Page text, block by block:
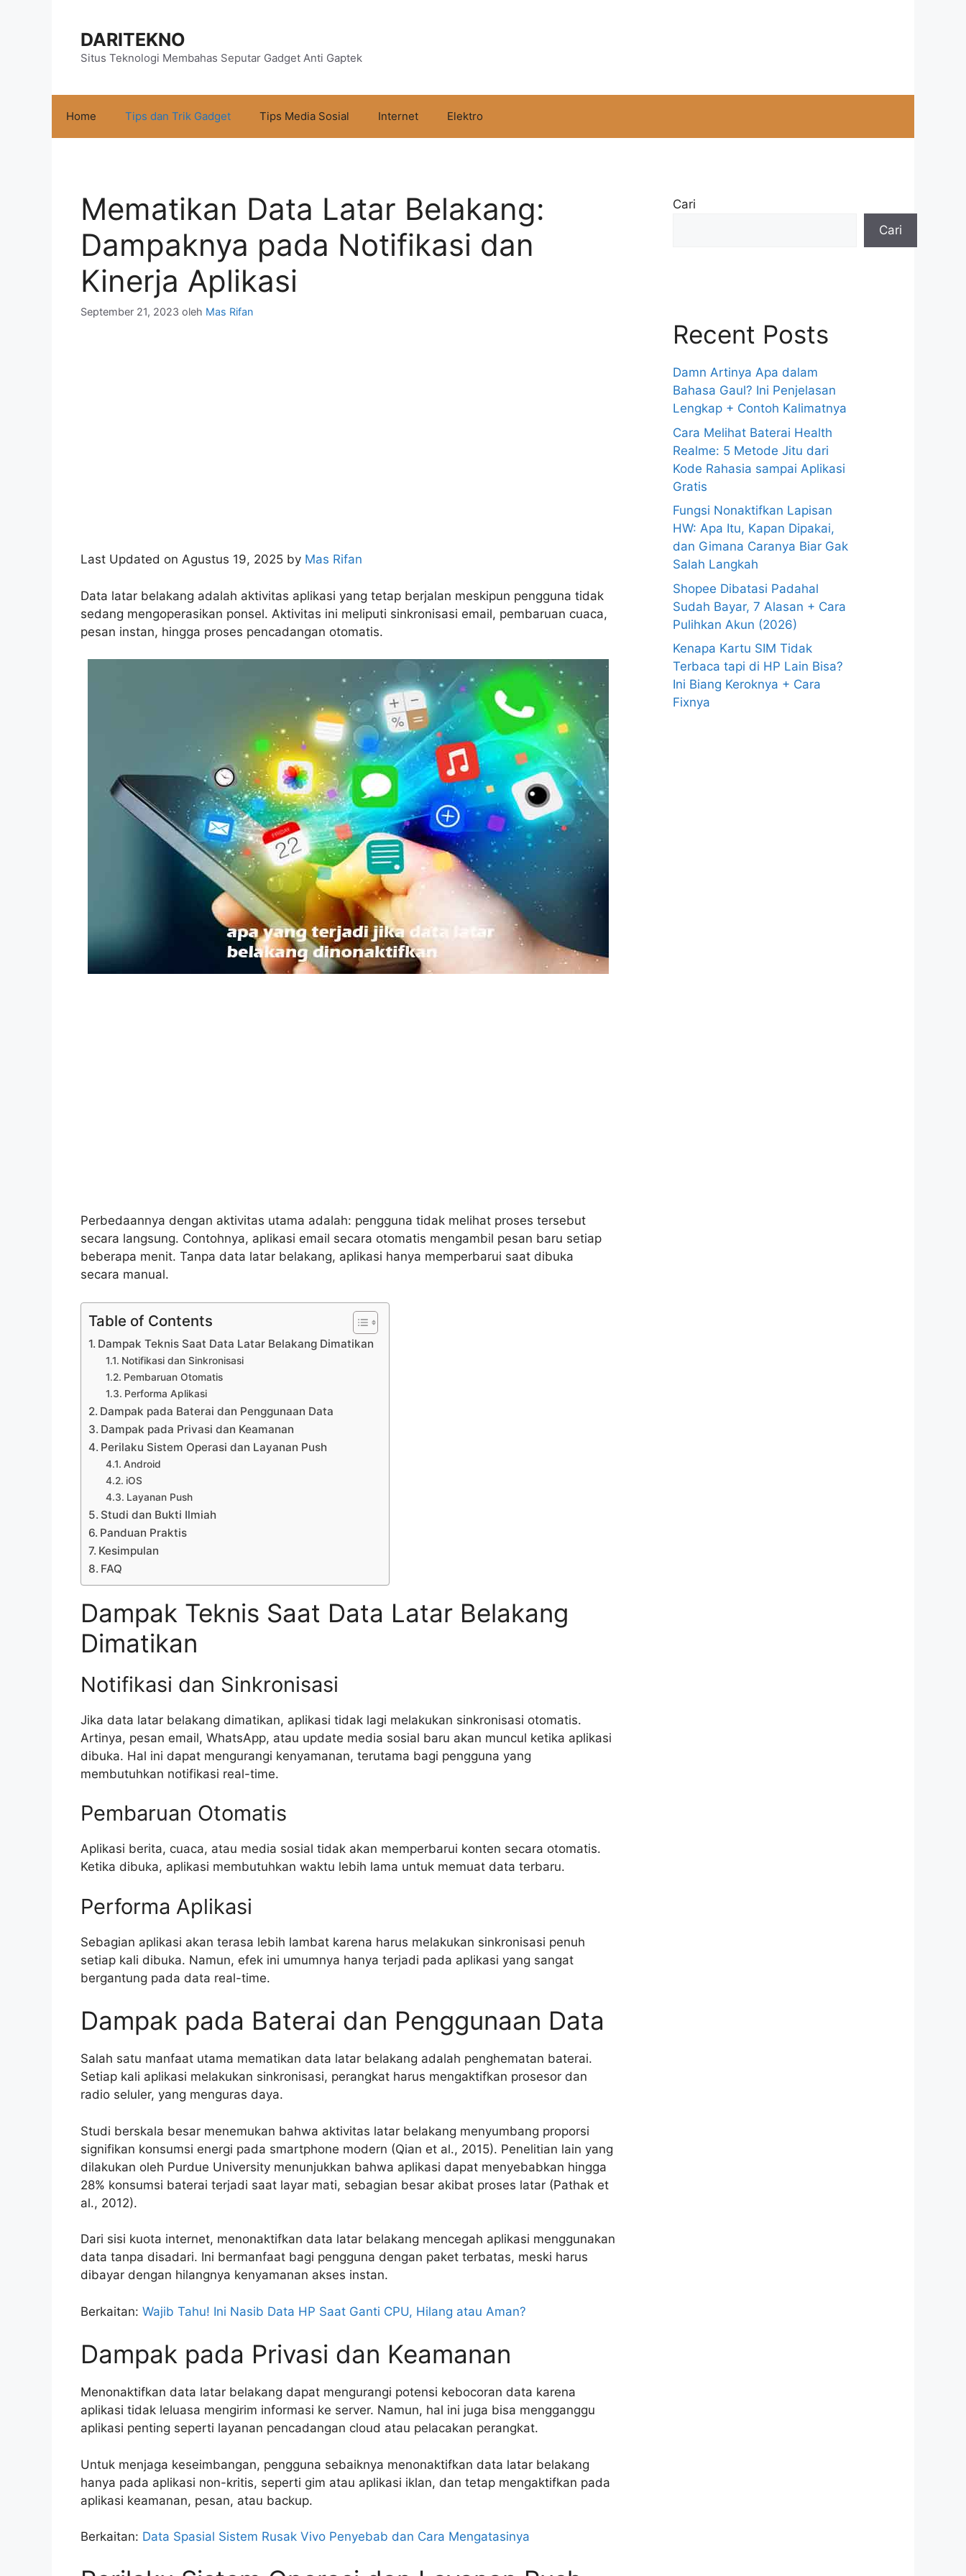
DARITEKNO
Situs Teknologi Membahas Seputar Gadget Anti Gaptek
Home Tips dan Trik Gadget Tips Media Sosial Internet Elektro
Mematikan Data Latar Belakang:
Dampaknya pada Notifikasi dan
Kinerja Aplikasi
September 21, 2023 oleh Mas Rifan
Last Updated on Agustus 19, 2025 by Mas Rifan
Data latar belakang adalah aktivitas aplikasi yang tetap berjalan meskipun pengguna tidak
sedang mengoperasikan ponsel. Aktivitas ini meliputi sinkronisasi email, pembaruan cuaca,
pesan instan, hingga proses pencadangan otomatis.
Perbedaannya dengan aktivitas utama adalah: pengguna tidak melihat proses tersebut
secara langsung. Contohnya, aplikasi email secara otomatis mengambil pesan baru setiap
beberapa menit. Tanpa data latar belakang, aplikasi hanya memperbarui saat dibuka
secara manual.
Table of Contents
Dampak Teknis Saat Data Latar Belakang Dimatikan
Notifikasi dan Sinkronisasi
Pembaruan Otomatis
Performa Aplikasi
Dampak pada Baterai dan Penggunaan Data
Dampak pada Privasi dan Keamanan
Perilaku Sistem Operasi dan Layanan Push
Android
iOS
Layanan Push
Studi dan Bukti Ilmiah
Panduan Praktis
Kesimpulan
FAQ
Dampak Teknis Saat Data Latar Belakang
Dimatikan
Notifikasi dan Sinkronisasi
Jika data latar belakang dimatikan, aplikasi tidak lagi melakukan sinkronisasi otomatis.
Artinya, pesan email, WhatsApp, atau update media sosial baru akan muncul ketika aplikasi
dibuka. Hal ini dapat mengurangi kenyamanan, terutama bagi pengguna yang
membutuhkan notifikasi real-time.
Pembaruan Otomatis
Aplikasi berita, cuaca, atau media sosial tidak akan memperbarui konten secara otomatis.
Ketika dibuka, aplikasi membutuhkan waktu lebih lama untuk memuat data terbaru.
Performa Aplikasi
Sebagian aplikasi akan terasa lebih lambat karena harus melakukan sinkronisasi penuh
setiap kali dibuka. Namun, efek ini umumnya hanya terjadi pada aplikasi yang sangat
bergantung pada data real-time.
Dampak pada Baterai dan Penggunaan Data
Salah satu manfaat utama mematikan data latar belakang adalah penghematan baterai.
Setiap kali aplikasi melakukan sinkronisasi, perangkat harus mengaktifkan prosesor dan
radio seluler, yang menguras daya.
Studi berskala besar menemukan bahwa aktivitas latar belakang menyumbang proporsi
signifikan konsumsi energi pada smartphone modern (Qian et al., 2015). Penelitian lain yang
dilakukan oleh Purdue University menunjukkan bahwa aplikasi dapat menyebabkan hingga
28% konsumsi baterai terjadi saat layar mati, sebagian besar akibat proses latar (Pathak et
al., 2012).
Dari sisi kuota internet, menonaktifkan data latar belakang mencegah aplikasi menggunakan
data tanpa disadari. Ini bermanfaat bagi pengguna dengan paket terbatas, meski harus
dibayar dengan hilangnya kenyamanan akses instan.
Berkaitan: Wajib Tahu! Ini Nasib Data HP Saat Ganti CPU, Hilang atau Aman?
Dampak pada Privasi dan Keamanan
Menonaktifkan data latar belakang dapat mengurangi potensi kebocoran data karena
aplikasi tidak leluasa mengirim informasi ke server. Namun, hal ini juga bisa mengganggu
aplikasi penting seperti layanan pencadangan cloud atau pelacakan perangkat.
Untuk menjaga keseimbangan, pengguna sebaiknya menonaktifkan data latar belakang
hanya pada aplikasi non-kritis, seperti gim atau aplikasi iklan, dan tetap mengaktifkan pada
aplikasi keamanan, pesan, atau backup.
Berkaitan: Data Spasial Sistem Rusak Vivo Penyebab dan Cara Mengatasinya
Cari
Cari
Recent Posts
Damn Artinya Apa dalam
Bahasa Gaul? Ini Penjelasan
Lengkap + Contoh Kalimatnya
Cara Melihat Baterai Health
Realme: 5 Metode Jitu dari
Kode Rahasia sampai Aplikasi
Gratis
Fungsi Nonaktifkan Lapisan
HW: Apa Itu, Kapan Dipakai,
dan Gimana Caranya Biar Gak
Salah Langkah
Shopee Dibatasi Padahal
Sudah Bayar, 7 Alasan + Cara
Pulihkan Akun (2026)
Kenapa Kartu SIM Tidak
Terbaca tapi di HP Lain Bisa?
Ini Biang Keroknya + Cara
Fixnya